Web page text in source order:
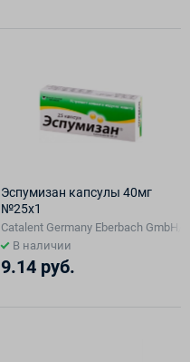
Эспумизан капсулы 40мг
№25х1
Catalent Germany Eberbach GmbH/
В наличии
9.14 руб.